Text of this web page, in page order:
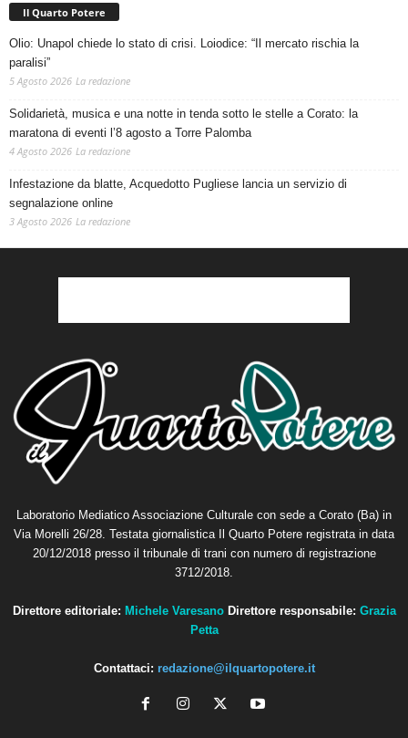
Il Quarto Potere
Olio: Unapol chiede lo stato di crisi. Loiodice: “Il mercato rischia la
paralisi”
5 Agosto 2026 La redazione
Solidarietà, musica e una notte in tenda sotto le stelle a Corato: la
maratona di eventi l’8 agosto a Torre Palomba
4 Agosto 2026 La redazione
Infestazione da blatte, Acquedotto Pugliese lancia un servizio di
segnalazione online
3 Agosto 2026 La redazione
Laboratorio Mediatico Associazione Culturale con sede a Corato (Ba) in
Via Morelli 26/28. Testata giornalistica Il Quarto Potere registrata in data
20/12/2018 presso il tribunale di trani con numero di registrazione
3712/2018.
Direttore editoriale: Michele Varesano Direttore responsabile: Grazia
Petta
Contattaci: redazione@ilquartopotere.it